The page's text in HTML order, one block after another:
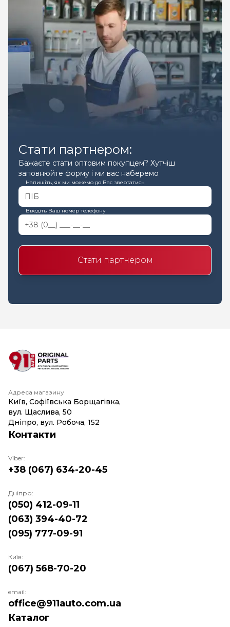
Стати партнером:
Бажаєте стати оптовим покупцем? Хутчіш
заповнюйте форму і ми вас наберемо
Напишіть, як ми можемо до Вас звертатись
Введіть Ваш номер телефону
Стати партнером
Адреса магазину
Київ, Софіївська Борщагівка,
вул. Щаслива, 50
Дніпро, вул. Робоча, 152
Каталог
Контакти
Viber:
+38 (067) 634-20-45
Дніпро:
(050) 412-09-11
(063) 394-40-72
(095) 777-09-91
Київ:
(067) 568-70-20
email:
office@911auto.com.ua